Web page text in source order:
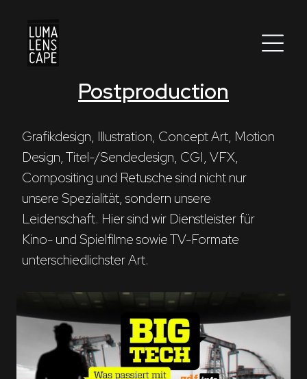
Production / Services
DEU Suche
Postproduction
Grafikdesign, Illustration, Concept Art, Motion
Design, Titel-/Sendedesign, CGI, VFX,
Compositing und Retusche sind nicht nur
unsere Spezialität, sondern unsere
Leidenschaft. Hier sind wir Dienstleister für
Kino- und Spielfilme sowie TV-Formate
unterschiedlichster Art.